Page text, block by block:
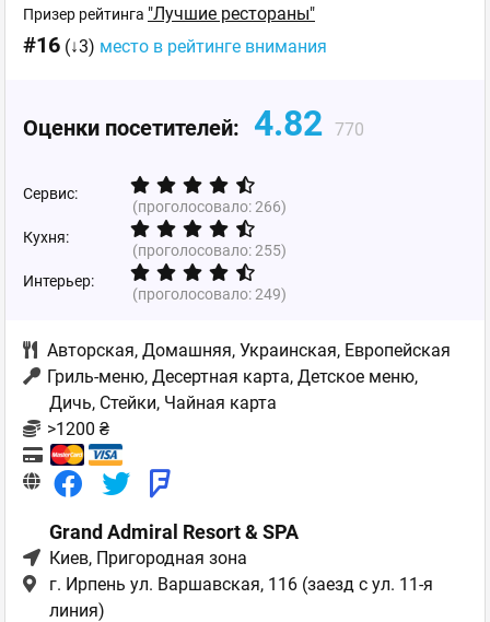
Призер рейтинга "Лучшие рестораны"
#16 (↓3) место в рейтинге внимания
Оценки посетителей: 4.82 770
Сервис:
(проголосовало:266)
Кухня:
(проголосовало:255)
Интерьер:
(проголосовало:249)
Авторская, Домашняя, Украинская, Европейская
Гриль-меню, Десертная карта, Детское меню,
Дичь, Стейки, Чайная карта
>1200 ₴
Grand Admiral Resort & SPA
Киев, Пригородная зона
г. Ирпень ул. Варшавская, 116 (заезд с ул. 11-я
линия)